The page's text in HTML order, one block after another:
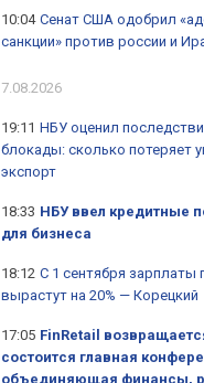
10:04 Сенат США одобрил
санкции» против россии и
7.08.2026
19:11 НБУ оценил
блокады: сколько потеряет
экспорт
18:33 НБУ ввел кредитные
для бизнеса
18:12 С 1 сентября зарплаты
вырастут на 20% — Корецкий
17:05 FinRetail
состоится главная
объединяющая финансы,